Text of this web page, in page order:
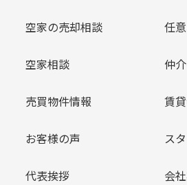
空家の売却相談 任
空家相談 仲
売買物件情報 賃
お客様の声 ス
代表挨拶 会